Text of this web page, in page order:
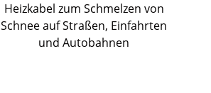
Heizkabel zum Schmelzen von
Schnee auf Straßen, Einfahrten
und Autobahnen